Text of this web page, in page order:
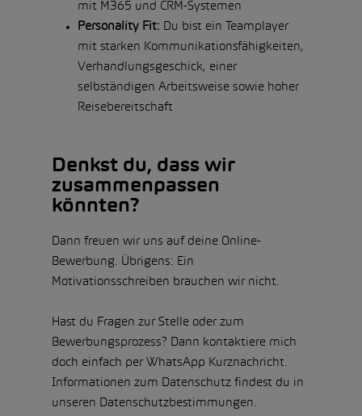
mit M365 und CRM-Systemen
Personality Fit: Du bist ein Teamplayer
mit starken Kommunikationsfähigkeiten,
Verhandlungsgeschick, einer
selbständigen Arbeitsweise sowie hoher
Reisebereitschaft
Denkst du, dass wir
zusammenpassen
könnten?
Dann freuen wir uns auf deine Online-
Bewerbung. Übrigens: Ein
Motivationsschreiben brauchen wir nicht.
Hast du Fragen zur Stelle oder zum
Bewerbungsprozess? Dann kontaktiere mich
doch einfach per WhatsApp Kurznachricht.
Informationen zum Datenschutz findest du in
unseren Datenschutzbestimmungen.